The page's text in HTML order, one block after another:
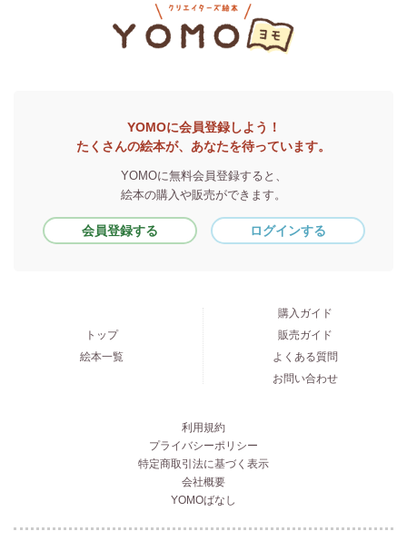
YOMOに会員登録しよう！
たくさんの絵本が、あなたを待っています。
YOMOに無料会員登録すると、
絵本の購入や販売ができます。
会員登録する ログインする
トップ
絵本一覧
購入ガイド
販売ガイド
よくある質問
お問い合わせ
利用規約
プライバシーポリシー
特定商取引法に基づく表示
会社概要
YOMOばなし